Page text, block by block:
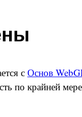
с Основ
по крайней